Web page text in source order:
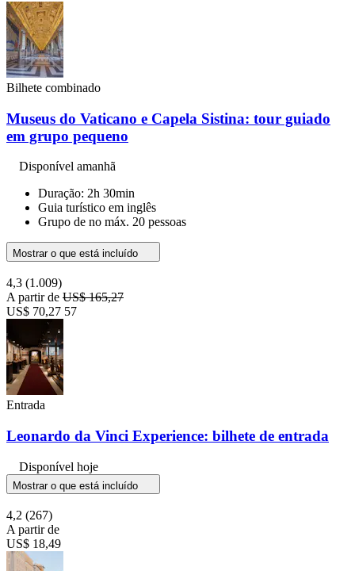
Bilhete combinado
Museus do Vaticano e Capela Sistina: tour guiado
em grupo pequeno
Disponível amanhã
Duração: 2h 30min
Guia turístico em inglês
Grupo de no máx. 20 pessoas
Mostrar o que está incluído
4,3 (1.009)
A partir de US$ 165,27
US$ 70,27 57
Entrada
Leonardo da Vinci Experience: bilhete de entrada
Disponível hoje
Mostrar o que está incluído
4,2 (267)
A partir de
US$ 18,49